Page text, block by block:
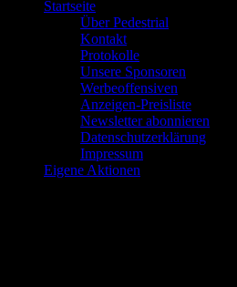
Startseite
Über Pedestrial
Kontakt
Protokolle
Unsere Sponsoren
Werbeoffensiven
Anzeigen-Preisliste
Newsletter abonnieren
Datenschutzerklärung
Impressum
Eigene Aktionen